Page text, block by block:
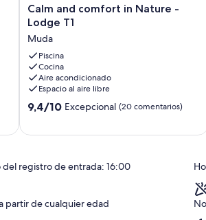
Calm
and
comfort
in
Nature
-
Lodge
T1
Muda
Calm and comfort in Nature -
Lodge T1
Muda
Piscina
Cocina
Aire acondicionado
Espacio al aire libre
9.4
9,4/10 Excepcional (20 comentarios)
del registro de entrada: 16:00
partir de cualquier edad